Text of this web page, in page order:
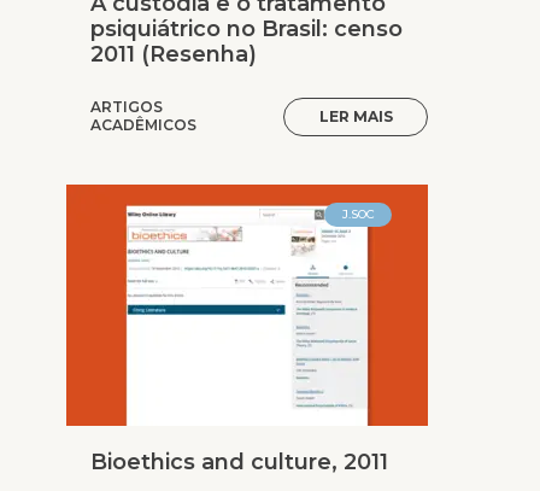
psiquiátrico no Brasil: censo
2011 (Resenha)
ARTIGOS
ACADÊMICOS
LER MAIS
J.SOC
Bioethics and culture, 2011